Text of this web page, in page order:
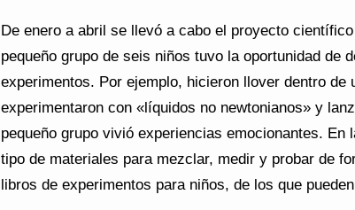
De enero a abril se llevó a cabo el proyecto
pequeño grupo de seis niños tuvo la oportunidad
experimentos. Por ejemplo, hicieron llover dentro
experimentaron con «líquidos no newtonianos» y
pequeño grupo vivió experiencias emocionantes.
tipo de materiales para mezclar, medir y probar de
libros de experimentos para niños, de los que